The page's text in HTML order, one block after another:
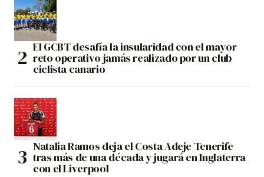
El GCBT desafía la insularidad con el mayor
reto operativo jamás realizado por un club
ciclista canario
Natalia Ramos deja el Costa Adeje Tenerife
tras más de una década y jugará en Inglaterra
con el Liverpool